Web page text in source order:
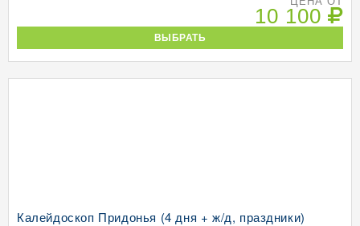
10 100
ВЫБРАТЬ
Калейдоскоп Придонья (4 дня + ж/д, праздники)